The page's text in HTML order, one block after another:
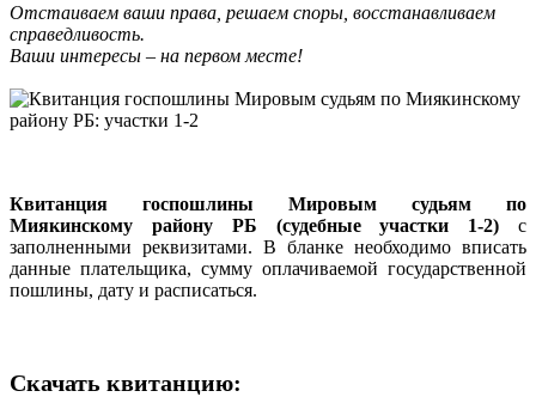
Отстаиваем ваши права, решаем споры, восстанавливаем
справедливость.
Ваши интересы – на первом месте!
Квитанция госпошлины Мировым судьям по
Миякинскому району РБ (судебные участки 1-2) с
заполненными реквизитами. В бланке необходимо вписать
данные плательщика, сумму оплачиваемой государственной
пошлины, дату и расписаться.
Скачать квитанцию: